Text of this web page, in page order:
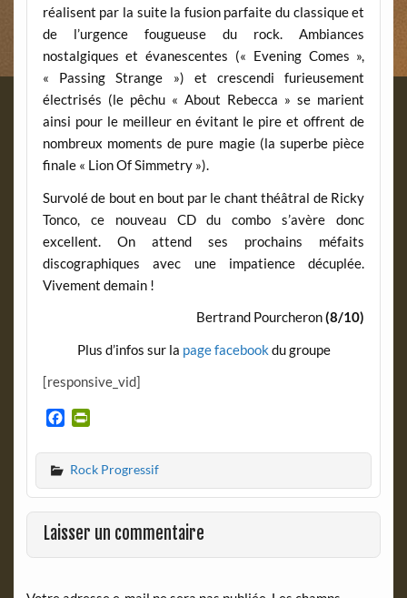
réalisent par la suite la fusion parfaite du classique et
de l’urgence fougueuse du rock. Ambiances
nostalgiques et évanescentes (« Evening Comes »,
« Passing Strange ») et crescendi furieusement
électrisés (le pêchu « About Rebecca » se marient
ainsi pour le meilleur en évitant le pire et offrent de
nombreux moments de pure magie (la superbe pièce
finale « Lion Of Simmetry »).
Survolé de bout en bout par le chant théâtral de Ricky
Tonco, ce nouveau CD du combo s’avère donc
excellent. On attend ses prochains méfaits
discographiques avec une impatience décuplée.
Vivement demain !
Bertrand Pourcheron(8/10)
Plus d’infos sur la page facebook du groupe
[responsive_vid]
c
e
b
o
o
k
i
n
t
F
r
e
Rock Progressif
Laisser un commentaire